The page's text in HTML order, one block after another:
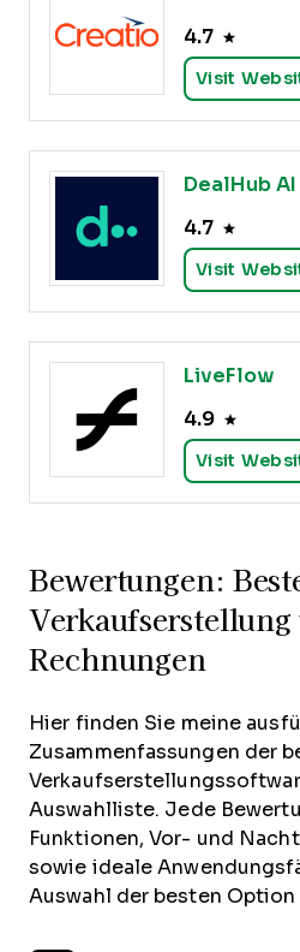
4.7
Visit
DealHub AI
4.7
Visit
LiveFlow
4.9
Visit
Bewertungen:
Rechnungen
Hier finden Sie meine
Zusammenfassungen der
Auswahlliste. Jede
Funktionen, Vor- und
sowie ideale
Auswahl der besten Option